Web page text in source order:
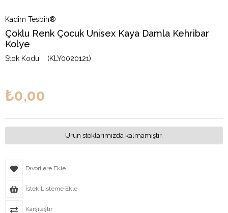
Kadim Tesbih®
Çoklu Renk Çocuk Unisex Kaya Damla Kehribar
Kolye
(KLY0020121)
₺0,00
Ürün stoklarımızda kalmamıştır.
Favorilere Ekle
İstek Listeme Ekle
Karşılaştır